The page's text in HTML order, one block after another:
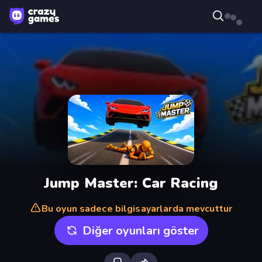
Jump Master: Car Racing
Bu oyun sadece bilgisayarlarda mevcuttur
Diğer oyunları göster